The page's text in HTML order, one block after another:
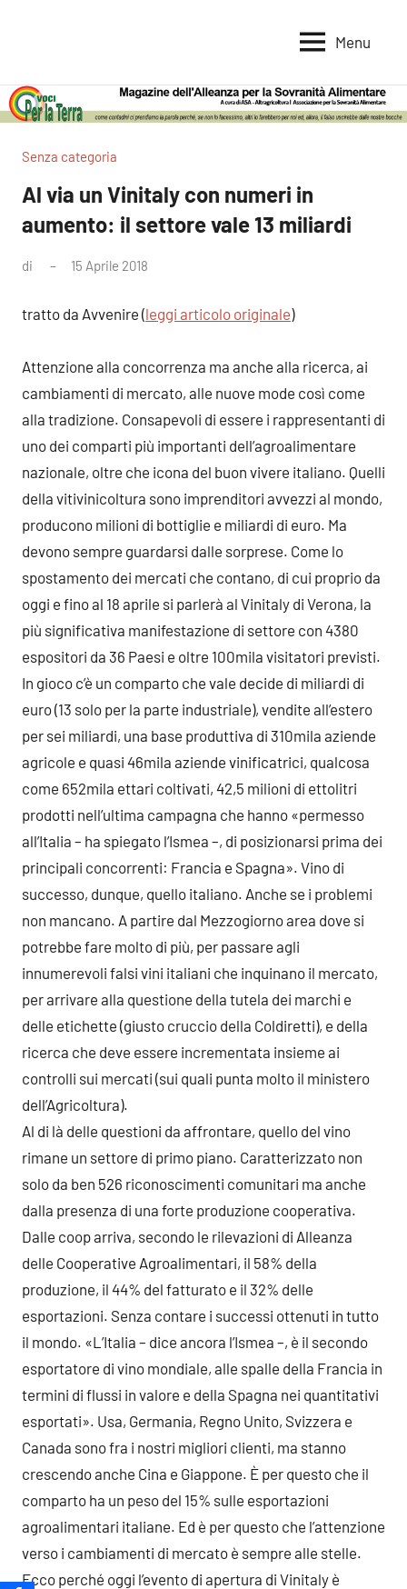
per
la
Terra
per
la
Alimentare
Menu
Senza categoria
Al via un Vinitaly con numeri in
aumento: il settore vale 13 miliardi
di 15 Aprile 2018
tratto da Avvenire (leggi articolo originale)
Attenzione alla concorrenza ma anche alla ricerca, ai
cambiamenti di mercato, alle nuove mode così come
alla tradizione. Consapevoli di essere i rappresentanti di
uno dei comparti più importanti dell’agroalimentare
nazionale, oltre che icona del buon vivere italiano. Quelli
della vitivinicoltura sono imprenditori avvezzi al mondo,
producono milioni di bottiglie e miliardi di euro. Ma
devono sempre guardarsi dalle sorprese. Come lo
spostamento dei mercati che contano, di cui proprio da
oggi e fino al 18 aprile si parlerà al Vinitaly di Verona, la
più significativa manifestazione di settore con 4380
espositori da 36 Paesi e oltre 100mila visitatori previsti.
In gioco c’è un comparto che vale decide di miliardi di
euro (13 solo per la parte industriale), vendite all’estero
per sei miliardi, una base produttiva di 310mila aziende
agricole e quasi 46mila aziende vinificatrici, qualcosa
come 652mila ettari coltivati, 42,5 milioni di ettolitri
prodotti nell’ultima campagna che hanno «permesso
all’Italia – ha spiegato l’Ismea –, di posizionarsi prima dei
principali concorrenti: Francia e Spagna». Vino di
successo, dunque, quello italiano. Anche se i problemi
non mancano. A partire dal Mezzogiorno area dove si
potrebbe fare molto di più, per passare agli
innumerevoli falsi vini italiani che inquinano il mercato,
per arrivare alla questione della tutela dei marchi e
delle etichette (giusto cruccio della Coldiretti), e della
ricerca che deve essere incrementata insieme ai
controlli sui mercati (sui quali punta molto il ministero
dell’Agricoltura).
Al di là delle questioni da affrontare, quello del vino
rimane un settore di primo piano. Caratterizzato non
solo da ben 526 riconoscimenti comunitari ma anche
dalla presenza di una forte produzione cooperativa.
Dalle coop arriva, secondo le rilevazioni di Alleanza
delle Cooperative Agroalimentari, il 58% della
produzione, il 44% del fatturato e il 32% delle
esportazioni. Senza contare i successi ottenuti in tutto
il mondo. «L’Italia – dice ancora l’Ismea –, è il secondo
esportatore di vino mondiale, alle spalle della Francia in
termini di flussi in valore e della Spagna nei quantitativi
esportati». Usa, Germania, Regno Unito, Svizzera e
Canada sono fra i nostri migliori clienti, ma stanno
crescendo anche Cina e Giappone. È per questo che il
comparto ha un peso del 15% sulle esportazioni
agroalimentari italiane. Ed è per questo che l’attenzione
verso i cambiamenti di mercato è sempre alle stelle.
Ecco perché oggi l’evento di apertura di Vinitaly è